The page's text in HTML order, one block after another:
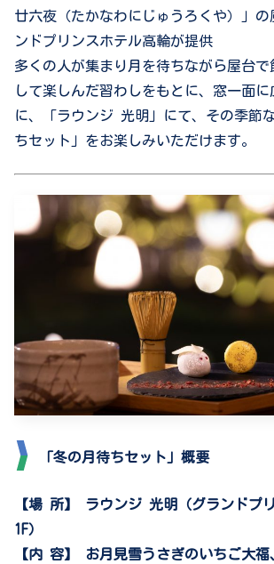
廿六夜（たかなわにじゅうろくや）」の
ンドプリンスホテル高輪が提供
多くの人が集まり月を待ちながら屋台で
して楽しんだ習わしをもとに、窓一面に
に、「ラウンジ 光明」にて、その季節
ちセット」をお楽しみいただけます。
「冬の月待ちセット」概要
【場 所】 ラウンジ 光明（グランドプ
1F）
【内 容】 お月見雪うさぎのいちご大福